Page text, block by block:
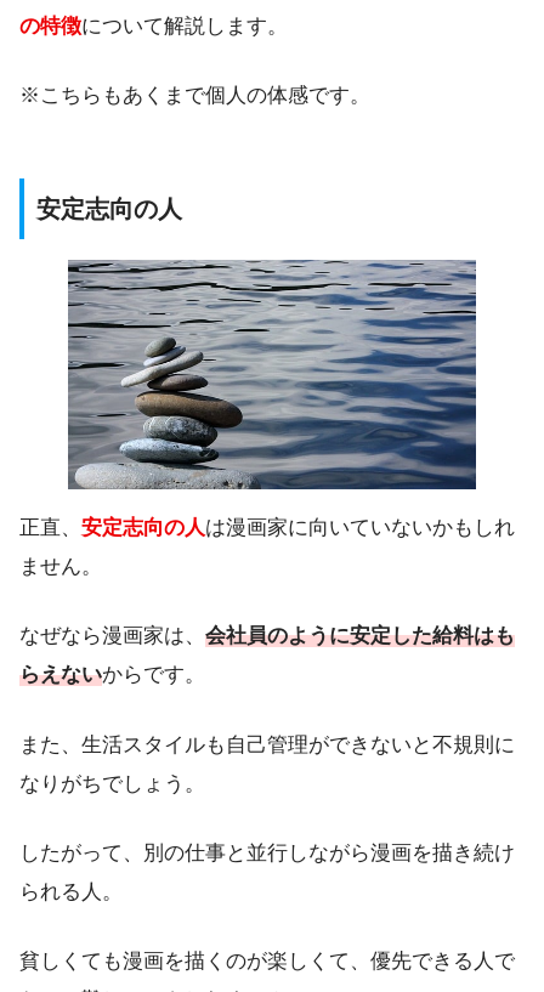
の特徴について解説します。
※こちらもあくまで個人の体感です。
安定志向の人
正直、 安定志向の人は漫画家に向いていないかもしれ
ません。
なぜなら漫画家は、 会社員のように安定した給料はも
らえないからです。
また、生活スタイルも自己管理ができないと不規則に
なりがちでしょう。
したがって、別の仕事と並行しながら漫画を描き続け
られる人。
貧しくても漫画を描くのが楽しくて、優先できる人で